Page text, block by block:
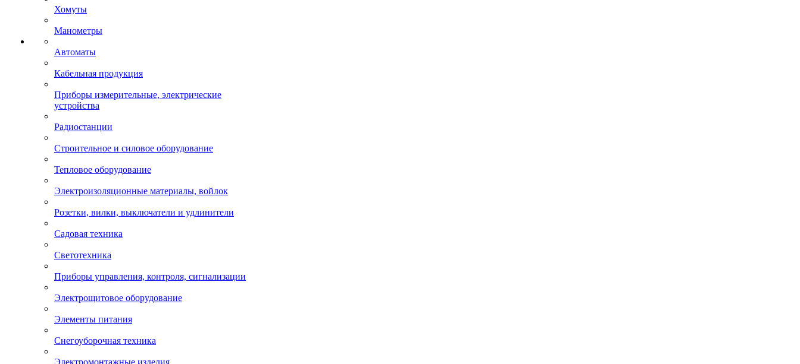
Хомуты
Манометры
Автоматы
Кабельная продукция
Приборы измерительные, электрические
устройства
Радиостанции
Строительное и силовое оборудование
Тепловое оборудование
Электроизоляционные материалы, войлок
Розетки, вилки, выключатели и удлинители
Садовая техника
Светотехника
Приборы управления, контроля, сигнализации
Электрощитовое оборудование
Элементы питания
Снегоуборочная техника
Электромонтажные изделия